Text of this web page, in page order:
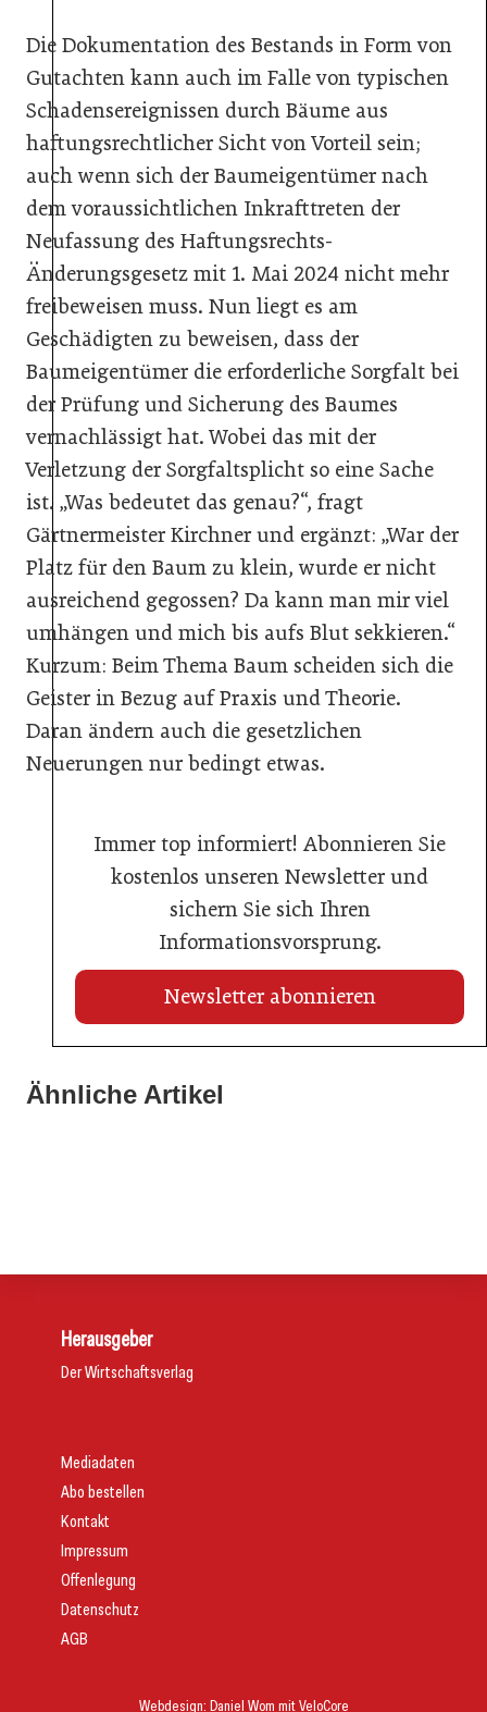
Die Dokumentation des Bestands in Form von
Gutachten kann auch im Falle von typischen
Schadensereignissen durch Bäume aus
haftungsrechtlicher Sicht von Vorteil sein;
auch wenn sich der Baumeigentümer nach
dem voraussichtlichen Inkrafttreten der
Neufassung des Haftungsrechts-
Änderungsgesetz mit 1. Mai 2024 nicht mehr
freibeweisen muss. Nun liegt es am
Geschädigten zu beweisen, dass der
Baumeigentümer die erforderliche Sorgfalt bei
der Prüfung und Sicherung des Baumes
vernachlässigt hat. Wobei das mit der
Verletzung der Sorgfaltsplicht so eine Sache
ist. „Was bedeutet das genau?“, fragt
Gärtnermeister Kirchner und ergänzt: „War der
Platz für den Baum zu klein, wurde er nicht
ausreichend gegossen? Da kann man mir viel
umhängen und mich bis aufs Blut sekkieren.“
Kurzum: Beim Thema Baum scheiden sich die
Geister in Bezug auf Praxis und Theorie.
Daran ändern auch die gesetzlichen
Neuerungen nur bedingt etwas.
Immer top informiert! Abonnieren Sie
kostenlos unseren Newsletter und
sichern Sie sich Ihren
Informationsvorsprung.
Newsletter abonnieren
Ähnliche Artikel
20. Juli 2026
Herausgeber
Der Wirtschaftsverlag
Webdesign: Daniel Wom mitVeloCore
Mediadaten
Abo bestellen
Kontakt
Impressum
Offenlegung
Datenschutz
AGB